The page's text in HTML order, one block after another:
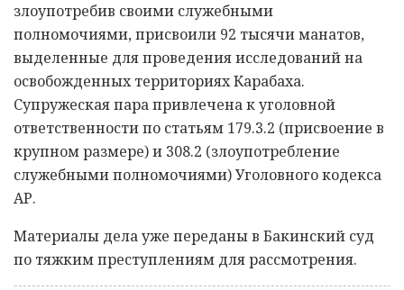
злоупотребив своими служебными
полномочиями, присвоили 92 тысячи манатов,
выделенные для проведения исследований на
освобожденных территориях Карабаха.
Супружеская пара привлечена к уголовной
ответственности по статьям 179.3.2 (присвоение в
крупном размере) и 308.2 (злоупотребление
служебными полномочиями) Уголовного кодекса
АР.
Материалы дела уже переданы в Бакинский суд
по тяжким преступлениям для рассмотрения.